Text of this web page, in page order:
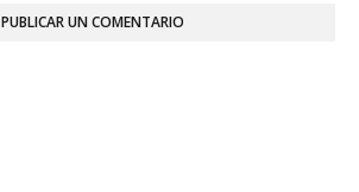
PUBLICAR UN COMENTARIO